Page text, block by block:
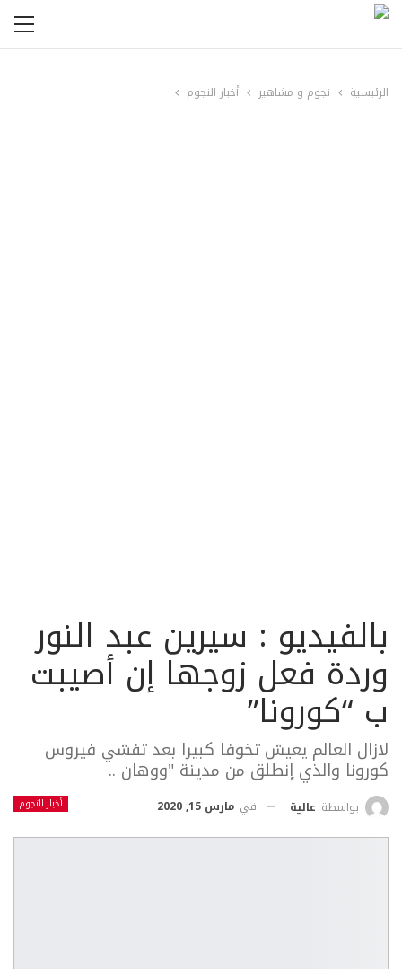
الرئيسية نجوم و مشاهير أخبار النجوم
بالفيديو : سيرين عبد النور
وردة فعل زوجها إن أصيبت
ب “كورونا”
لازال العالم يعيش تخوفا كبيرا بعد تفشي فيروس
كورونا والذي إنطلق من مدينة "ووهان ..
أخبار النجوم بواسطة عالية في مارس 15, 2020